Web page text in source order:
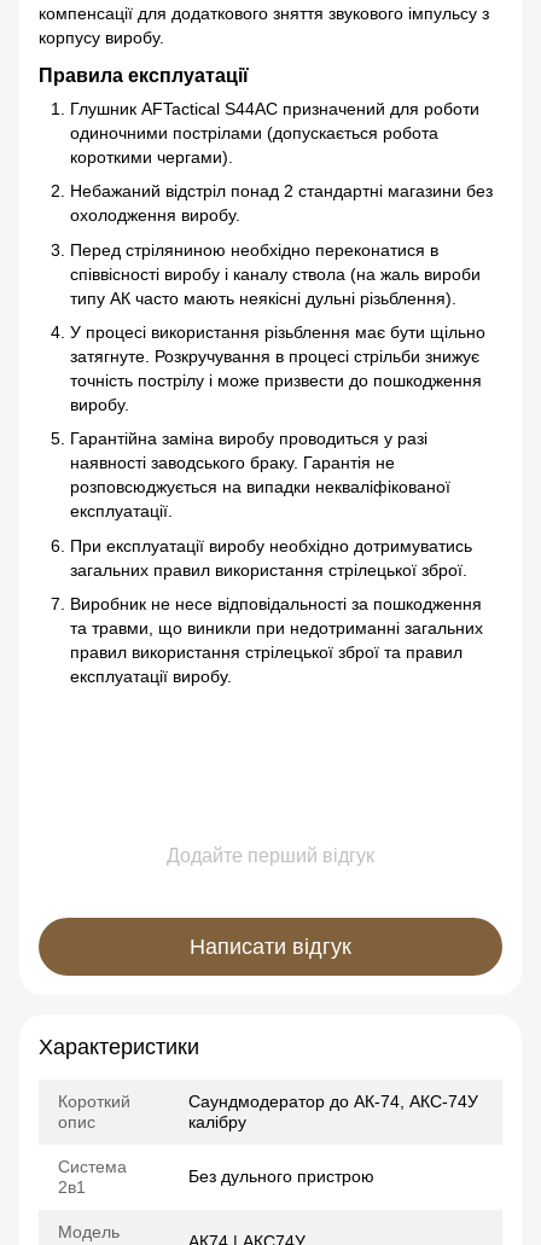
компенсації для додаткового зняття звукового імпульсу з
корпусу виробу.
Правила експлуатації
Глушник AFTactical S44AC призначений для роботи
одиночними пострілами (допускається робота
короткими чергами).
Небажаний відстріл понад 2 стандартні магазини без
охолодження виробу.
Перед стріляниною необхідно переконатися в
співвісності виробу і каналу ствола (на жаль вироби
типу АК часто мають неякісні дульні різьблення).
У процесі використання різьблення має бути щільно
затягнуте. Розкручування в процесі стрільби знижує
точність пострілу і може призвести до пошкодження
виробу.
Гарантійна заміна виробу проводиться у разі
наявності заводського браку. Гарантія не
розповсюджується на випадки некваліфікованої
експлуатації.
При експлуатації виробу необхідно дотримуватись
загальних правил використання стрілецької зброї.
Виробник не несе відповідальності за пошкодження
та травми, що виникли при недотриманні загальних
правил використання стрілецької зброї та правил
експлуатації виробу.
Додайте перший відгук
Написати відгук
Характеристики
Короткий
опис
Саундмодератор до АК-74, АКС-74У
калібру
Система
2в1
Без дульного пристрою
Модель